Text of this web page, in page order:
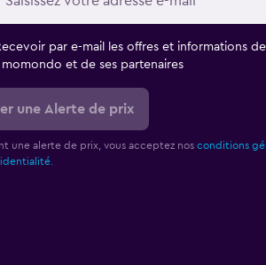
par e-mail les offres et informations
et de ses partenaires
une Alerte de prix
une alerte de prix, vous acceptez nos conditions